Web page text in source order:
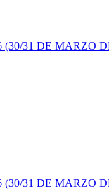
31 DE MARZO
31 DE MARZO